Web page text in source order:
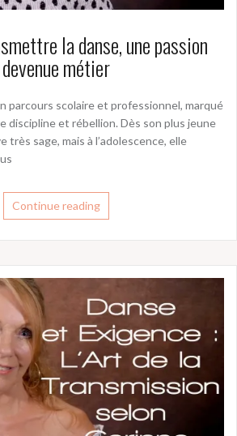
la danse, une passion
devenue métier
parcours scolaire et professionnel, marqué
discipline et rébellion. Dès son plus jeune
très sage, mais à l’adolescence, elle
Continue reading